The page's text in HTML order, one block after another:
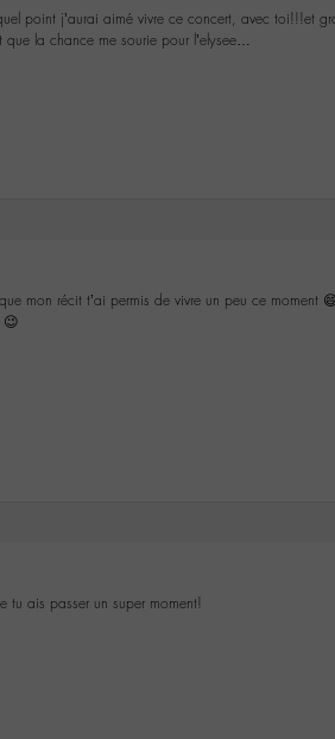
point j’aurai aimé vivre ce concert, avec toi!!!et
la chance me sourie pour l’elysee…
mon récit t’ai permis de vivre un peu ce moment
😉
ais passer un super moment!